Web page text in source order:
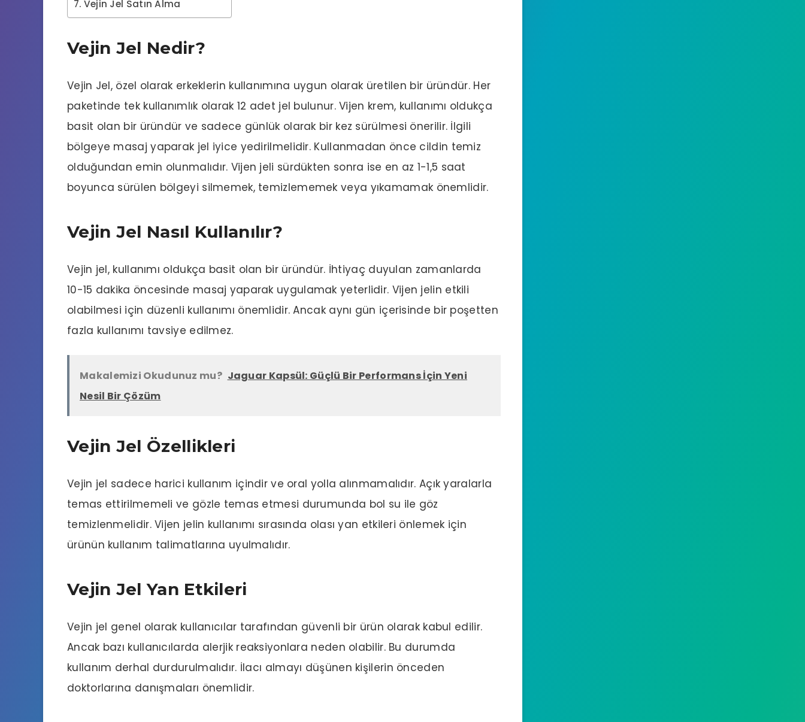
Vejin Jel Satın Alma
Vejin Jel Nedir?
Vejin Jel, özel olarak erkeklerin kullanımına uygun olarak üretilen bir üründür. Her
paketinde tek kullanımlık olarak 12 adet jel bulunur. Vijen krem, kullanımı oldukça
basit olan bir üründür ve sadece günlük olarak bir kez sürülmesi önerilir. İlgili
bölgeye masaj yaparak jel iyice yedirilmelidir. Kullanmadan önce cildin temiz
olduğundan emin olunmalıdır. Vijen jeli sürdükten sonra ise en az 1-1,5 saat
boyunca sürülen bölgeyi silmemek, temizlememek veya yıkamamak önemlidir.
Vejin Jel Nasıl Kullanılır?
Vejin jel, kullanımı oldukça basit olan bir üründür. İhtiyaç duyulan zamanlarda
10-15 dakika öncesinde masaj yaparak uygulamak yeterlidir. Vijen jelin etkili
olabilmesi için düzenli kullanımı önemlidir. Ancak aynı gün içerisinde bir poşetten
fazla kullanımı tavsiye edilmez.
Makalemizi Okudunuz mu? Jaguar Kapsül: Güçlü Bir Performans İçin Yeni
Nesil Bir Çözüm
Vejin Jel Özellikleri
Vejin jel sadece harici kullanım içindir ve oral yolla alınmamalıdır. Açık yaralarla
temas ettirilmemeli ve gözle temas etmesi durumunda bol su ile göz
temizlenmelidir. Vijen jelin kullanımı sırasında olası yan etkileri önlemek için
ürünün kullanım talimatlarına uyulmalıdır.
Vejin Jel Yan Etkileri
Vejin jel genel olarak kullanıcılar tarafından güvenli bir ürün olarak kabul edilir.
Ancak bazı kullanıcılarda alerjik reaksiyonlara neden olabilir. Bu durumda
kullanım derhal durdurulmalıdır. İlacı almayı düşünen kişilerin önceden
doktorlarına danışmaları önemlidir.